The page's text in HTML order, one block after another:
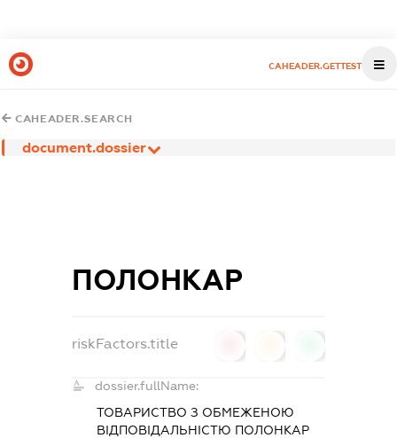
CAHEADER.GETTEST
CAHEADER.SEARCH
document.dossier
ПОЛОНКАР
riskFactors.title
dossier.fullName:
ТОВАРИСТВО З ОБМЕЖЕНОЮ
ВІДПОВІДАЛЬНІСТЮ ПОЛОНКАР